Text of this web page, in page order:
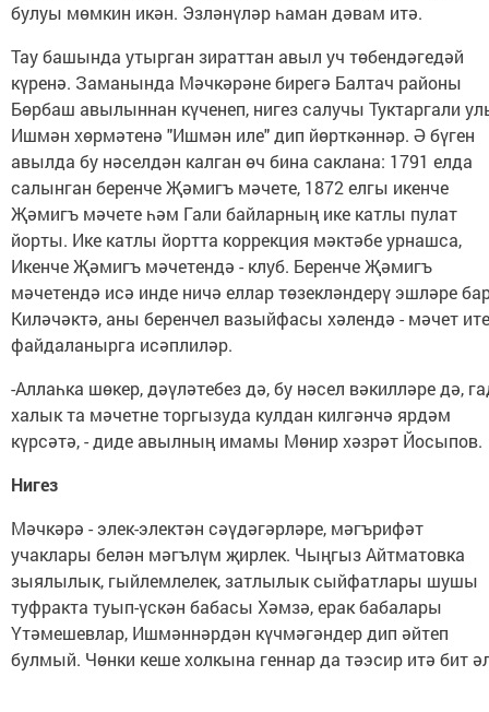
булуы мөмкин икән. Эзләнүләр һаман дәвам итә.
Тау башында утырган зираттан авыл уч төбендәгедәй
күренә. Заманында Мәчкәрәне бирегә Балтач районы
Бөрбаш авылыннан күченеп, нигез салучы Туктаргали
Ишмән хөрмәтенә "Ишмән иле" дип йөрткәннәр. Ә бүген
авылда бу нәселдән калган өч бина саклана: 1791 елда
салынган беренче Җәмигъ мәчете, 1872 елгы икенче
Җәмигъ мәчете һәм Гали байларның ике катлы пулат
йорты. Ике катлы йортта коррекция мәктәбе урнашса,
Икенче Җәмигъ мәчетендә - клуб. Беренче Җәмигъ
мәчетендә исә инде ничә еллар төзекләндерү эшләре
Киләчәктә, аны беренчел вазыйфасы хәлендә - мәчет
файдаланырга исәплиләр.
-Аллаһка шөкер, дәүләтебез дә, бу нәсел вәкилләре дә,
халык та мәчетне торгызуда кулдан килгәнчә ярдәм
күрсәтә, - диде авылның имамы Мөнир хәзрәт Йосыпов.
Нигез
Мәчкәрә - элек-электән сәүдәгәрләре, мәгърифәт
учаклары белән мәгълүм җирлек. Чыңгыз Айтматовка
зыялылык, гыйлемлелек, затлылык сыйфатлары шушы
туфракта туып-үскән бабасы Хәмзә, ерак бабалары
Үтәмешевлар, Ишмәннәрдән күчмәгәндер дип әйтеп
булмый. Чөнки кеше холкына геннар да тәэсир итә бит